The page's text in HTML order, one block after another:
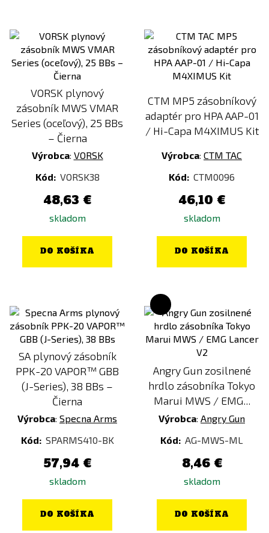
VORSK plynový
zásobník MWS VMAR
Series (oceľový), 25 BBs
– Čierna
Výrobca: VORSK
Kód: VORSK38
48,63 €
skladom
DO KOŠÍKA
CTM MP5 zásobníkový
adaptér pro HPA AAP-01
/ Hi-Capa M4XIMUS Kit
Výrobca: CTM TAC
Kód: CTM0096
46,10 €
skladom
DO KOŠÍKA
SA plynový zásobník
PPK-20 VAPOR™ GBB
(J-Series), 38 BBs –
Čierna
Výrobca: Specna Arms
Kód: SPARMS410-BK
57,94 €
skladom
DO KOŠÍKA
Angry Gun zosilnené
hrdlo zásobníka Tokyo
Marui MWS / EMG...
Výrobca: Angry Gun
Kód: AG-MWS-ML
8,46 €
skladom
DO KOŠÍKA